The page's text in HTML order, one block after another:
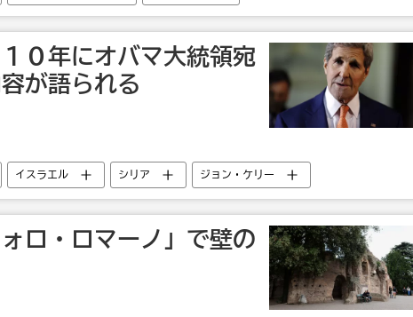
０年にオバマ大統領宛
が語られる
イスラエル シリア
ジョン・ケリー
ク・オバマ
ロ・ロマーノ」で壁の